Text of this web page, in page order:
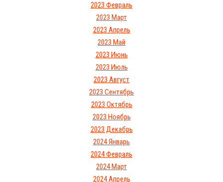
2023 Февраль
2023 Март
2023 Апрель
2023 Май
2023 Июнь
2023 Июль
2023 Август
2023 Сентябрь
2023 Октябрь
2023 Ноябрь
2023 Декабрь
2024 Январь
2024 Февраль
2024 Март
2024 Апрель